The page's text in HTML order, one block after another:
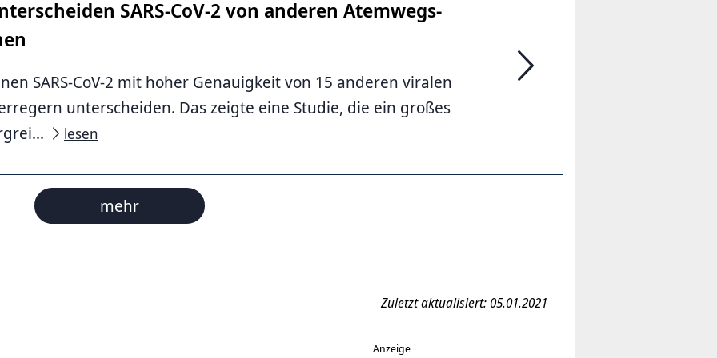
SARS-CoV-2 von anderen Atem­wegs­
SARS-CoV-2 mit hoher Genauigkeit von 15 anderen viralen
unterscheiden. Das zeigte eine Studie, die ein großes
lesen
mehr
Zuletzt aktualisiert: 05.01.2021
Anzeige